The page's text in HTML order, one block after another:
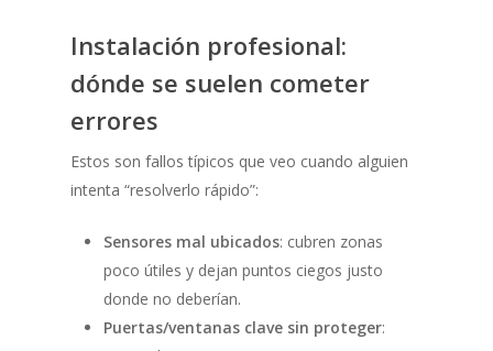
Instalación profesional:
dónde se suelen cometer
errores
Estos son fallos típicos que veo cuando alguien
intenta “resolverlo rápido”:
Sensores mal ubicados: cubren zonas
poco útiles y dejan puntos ciegos justo
donde no deberían.
Puertas/ventanas clave sin proteger: